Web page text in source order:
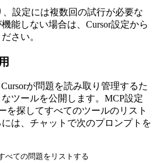
設定には複数回の試行が必要な
能しない場合は、Cursor設定から
さい。
が問題を読み取り管理するた
ツールを公開します。MCP設定
を探してすべてのツールのリスト
は、チャットで次のプロンプトを